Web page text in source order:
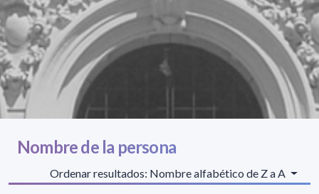
Nombre de la persona
Ordenar resultados: Nombre alfabético de Z a A